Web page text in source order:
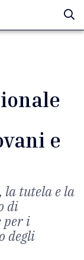
e
la tutela e la
di
per i
degli